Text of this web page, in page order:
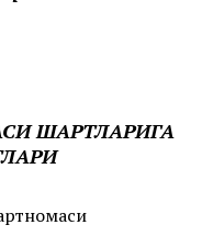
ШАРТЛАРИГА